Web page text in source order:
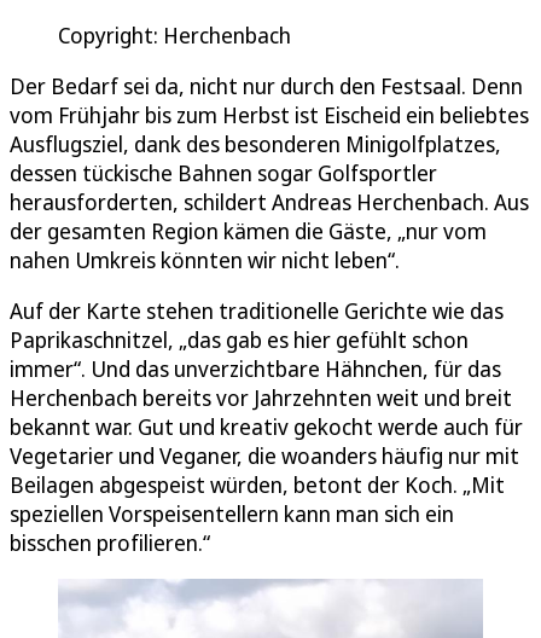
Copyright: Herchenbach
Der Bedarf sei da, nicht nur durch den Festsaal. Denn
vom Frühjahr bis zum Herbst ist Eischeid ein beliebtes
Ausflugsziel, dank des besonderen Minigolfplatzes,
dessen tückische Bahnen sogar Golfsportler
herausforderten, schildert Andreas Herchenbach. Aus
der gesamten Region kämen die Gäste, „nur vom
nahen Umkreis könnten wir nicht leben“.
Auf der Karte stehen traditionelle Gerichte wie das
Paprikaschnitzel, „das gab es hier gefühlt schon
immer“. Und das unverzichtbare Hähnchen, für das
Herchenbach bereits vor Jahrzehnten weit und breit
bekannt war. Gut und kreativ gekocht werde auch für
Vegetarier und Veganer, die woanders häufig nur mit
Beilagen abgespeist würden, betont der Koch. „Mit
speziellen Vorspeisentellern kann man sich ein
bisschen profilieren.“